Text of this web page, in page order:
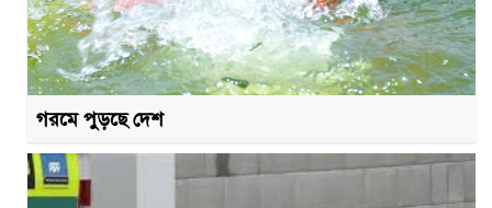
গরমে পুড়ছে দেশ